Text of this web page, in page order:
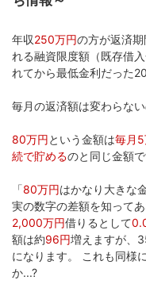
年収250万円の方が返済
れる融資限度額（既存借
れてから最低金利だった
毎月の返済額は変わらな
80万円という金額は毎月
続で貯めるのと同じ金額で
「80万円はかなり大きな
実の数字の差額を知って
2,000万円借りるとして
額は約96円増えますが、
になります。 これも同様
か...?